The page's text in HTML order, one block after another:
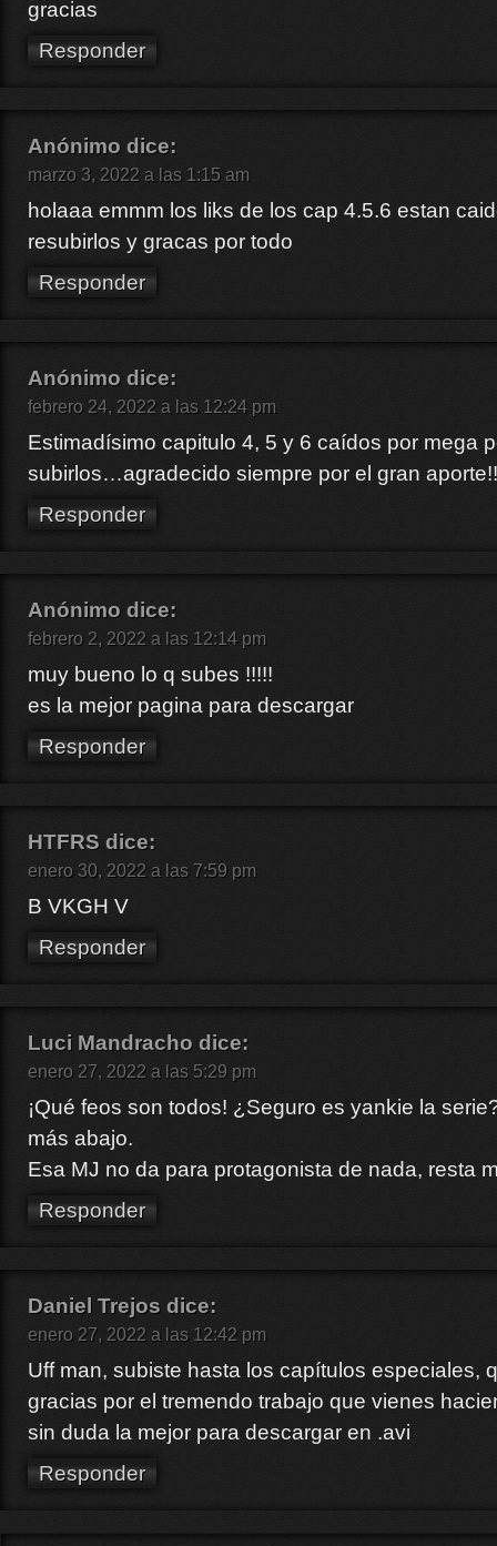
gracias
Responder
Anónimo dice:
marzo 3, 2022 a las 1:15 am
holaaa emmm los liks de los cap 4.5.6 estan
resubirlos y gracas por todo
Responder
Anónimo dice:
febrero 24, 2022 a las 12:24 pm
Estimadísimo capitulo 4, 5 y 6 caídos por mega
subirlos…agradecido siempre por el gran
Responder
Anónimo dice:
febrero 2, 2022 a las 12:14 pm
muy bueno lo q subes !!!!!
es la mejor pagina para descargar
Responder
HTFRS dice:
enero 30, 2022 a las 7:59 pm
B VKGH V
Responder
Luci Mandracho dice:
enero 27, 2022 a las 5:29 pm
¡Qué feos son todos! ¿Seguro es yankie la
más abajo.
Esa MJ no da para protagonista de nada, resta
Responder
Daniel Trejos dice:
enero 27, 2022 a las 12:42 pm
Uff man, subiste hasta los capítulos especiales,
gracias por el tremendo trabajo que vienes
sin duda la mejor para descargar en .avi
Responder